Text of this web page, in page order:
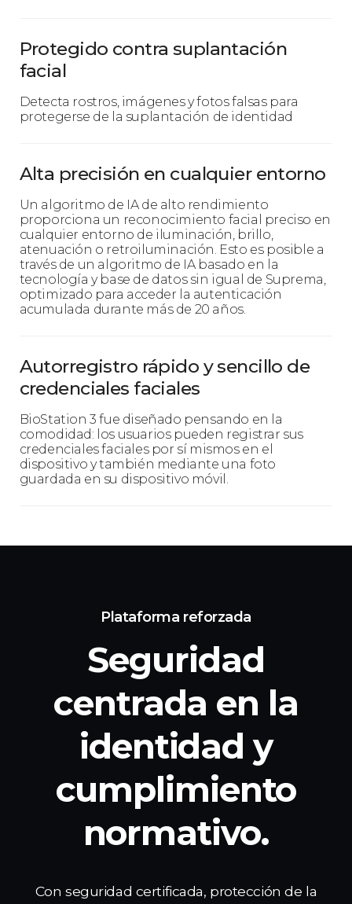
Protegido contra suplantación
facial
Detecta rostros, imágenes y fotos falsas para
protegerse de la suplantación de identidad
Alta precisión en cualquier entorno
Un algoritmo de IA de alto rendimiento
proporciona un reconocimiento facial preciso en
cualquier entorno de iluminación, brillo,
atenuación o retroiluminación. Esto es posible a
través de un algoritmo de IA basado en la
tecnología y base de datos sin igual de Suprema,
optimizado para acceder la autenticación
acumulada durante más de 20 años.
Autorregistro rápido y sencillo de
credenciales faciales
BioStation 3 fue diseñado pensando en la
comodidad: los usuarios pueden registrar sus
credenciales faciales por sí mismos en el
dispositivo y también mediante una foto
guardada en su dispositivo móvil.
Plataforma reforzada
Seguridad
centrada en la
identidady
cumplimiento
normativo.
Con seguridad certificada, protección de la